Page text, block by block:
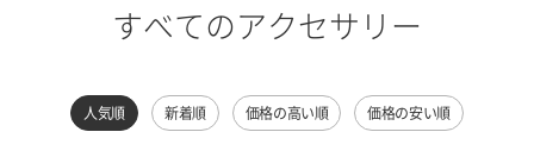
すべてのアクセサリー
人気順 新着順 価格の高い順 価格の安い順